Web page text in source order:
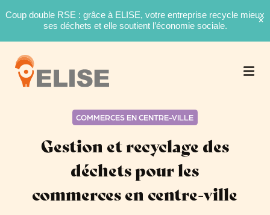
Coup double RSE : grâce à ELISE, votre entreprise recycle mieux
ses déchets et elle soutient l’économie sociale.
COMMERCES EN CENTRE-VILLE
Gestion et recyclage des
déchets pour les
commerces en centre-ville